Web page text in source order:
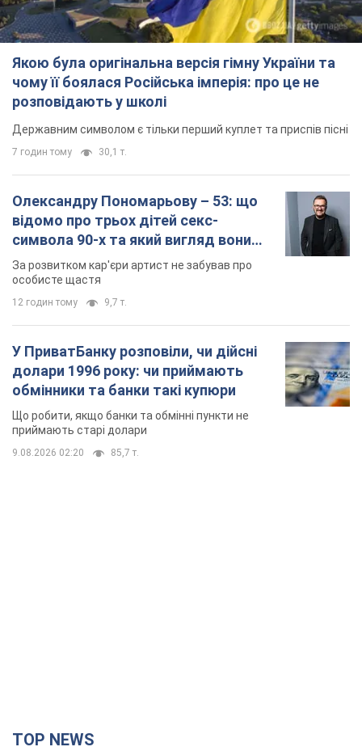
Якою була оригінальна версія гімну України та
чому її боялася Російська імперія: про це не
розповідають у школі
Державним символом є тільки перший куплет та приспів пісні
7 годин тому 30,1 т.
Олександру Пономарьову – 53: що
відомо про трьох дітей секс-
символа 90-х та який вигляд вони
мають
За розвитком кар'єри артист не забував про
особисте щастя
12 годин тому 9,7 т.
У ПриватБанку розповіли, чи дійсні
долари 1996 року: чи приймають
обмінники та банки такі купюри
Що робити, якщо банки та обмінні пункти не
приймають старі долари
9.08.2026 02:20 85,7 т.
TOP NEWS